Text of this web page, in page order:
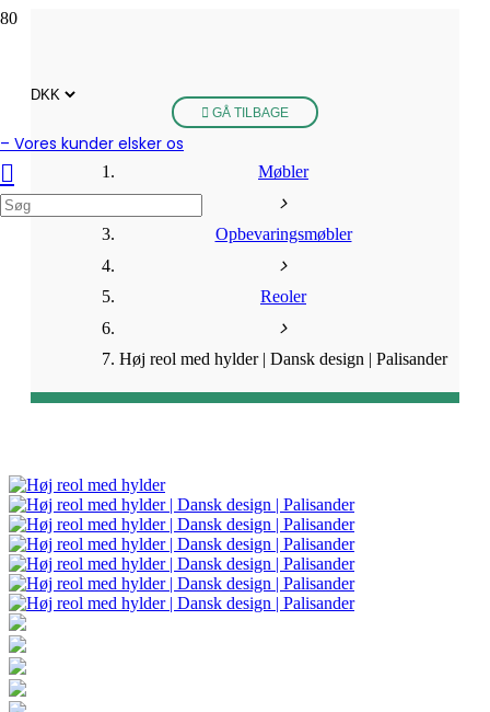
– Vores kunder elsker os
GÅ TILBAGE
Møbler
Opbevaringsmøbler
Reoler
Høj reol med hylder | Dansk design | Palisander